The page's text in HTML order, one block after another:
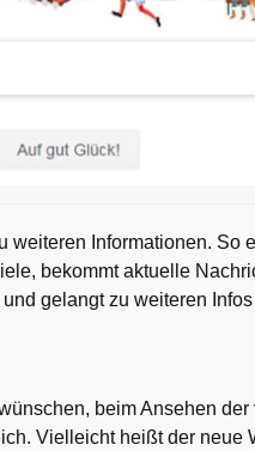
weiteren Informationen. So
bekommt aktuelle
gelangt zu weiteren
beim Ansehen
Vielleicht heißt der neue